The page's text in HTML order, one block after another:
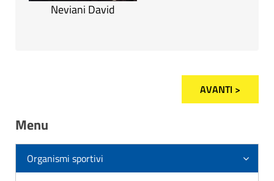
Neviani David
AVANTI >
Menu
Organismi sportivi